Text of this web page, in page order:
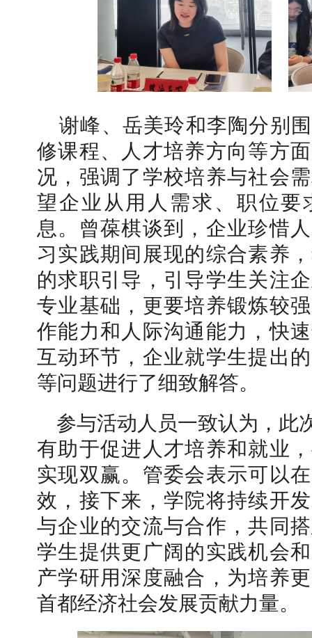
谢峰、岳美玲和李陶分别
修课程、人才培养方向等方
况，强调了学校培养与社会
望企业从用人需求、职位要
息。曾葆棋谈到，企业珍惜
习实践期间展现的综合素养
的求职引导，引导学生关注
专业基础，更要培养锻炼较
作能力和人际沟通能力，快
互动环节，企业就学生提出
等问题进行了细致解答。
参与活动人员一致认为，此
有助于促进人才培养和就业
实现双赢。管委会表示可以
效，接下来，学院将持续开
与企业的交流与合作，共同
学生提供更广阔的实践机会
产学研用深度融合，为培养
首都经济社会发展贡献力量。